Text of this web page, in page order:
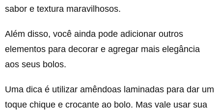
sabor e textura maravilhosos.
Além disso, você ainda pode adicionar outros
elementos para decorar e agregar mais elegância
aos seus bolos.
Uma dica é utilizar amêndoas laminadas para dar um
toque chique e crocante ao bolo. Mas vale usar sua